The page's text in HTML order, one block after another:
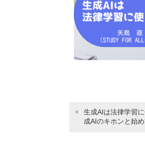
生成AIは法律学習
成AIのキホンと始